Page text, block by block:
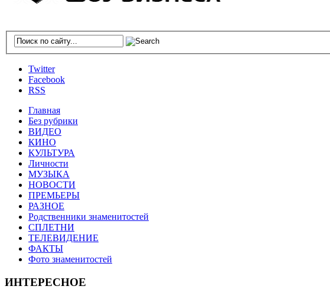
Twitter
Facebook
RSS
Главная
Без рубрики
ВИДЕО
КИНО
КУЛЬТУРА
Личности
МУЗЫКА
НОВОСТИ
ПРЕМЬЕРЫ
РАЗНОЕ
Родственники знаменитостей
СПЛЕТНИ
ТЕЛЕВИДЕНИЕ
ФАКТЫ
Фото знаменитостей
ИНТЕРЕСНОЕ